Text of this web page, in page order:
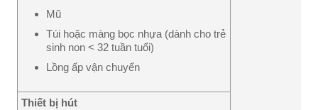
Mũ
Túi hoặc màng bọc nhựa (dành cho trẻ
sinh non < 32 tuần tuổi)
Lồng ấp vận chuyển
Thiết bị hút